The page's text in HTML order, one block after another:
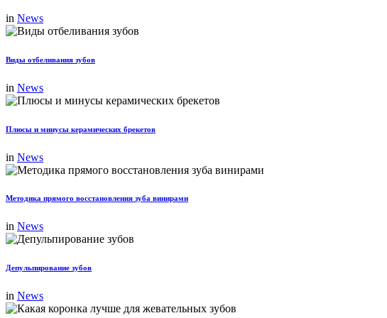
in News
Виды отбеливания зубов
in News
Плюсы и минусы керамических брекетов
in News
Методика прямого восстановления зуба винирами
in News
Депульпирование зубов
in News